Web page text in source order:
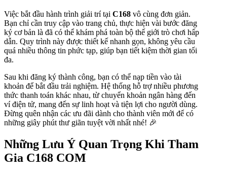
Việc bắt đầu hành trình giải trí tại C168 vô cùng đơn giản.
Bạn chỉ cần truy cập vào trang chủ, thực hiện vài bước đăng
ký cơ bản là đã có thể khám phá toàn bộ thế giới trò chơi hấp
dẫn. Quy trình này được thiết kế nhanh gọn, không yêu cầu
quá nhiều thông tin phức tạp, giúp bạn tiết kiệm thời gian tối
đa.
Sau khi đăng ký thành công, bạn có thể nạp tiền vào tài
khoản để bắt đầu trải nghiệm. Hệ thống hỗ trợ nhiều phương
thức thanh toán khác nhau, từ chuyển khoản ngân hàng đến
ví điện tử, mang đến sự linh hoạt và tiện lợi cho người dùng.
Đừng quên nhận các ưu đãi dành cho thành viên mới để có
những giây phút thư giãn tuyệt vời nhất nhé! 🎉
Những Lưu Ý Quan Trọng Khi Tham
Gia C168 COM